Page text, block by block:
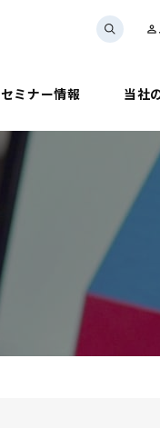
person_outline
セミナー情報 当社